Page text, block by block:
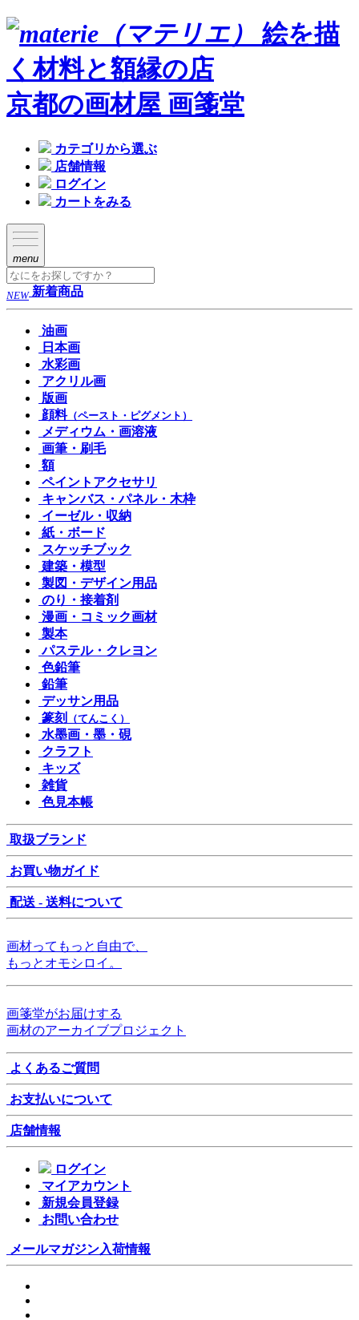
絵を描
く材料と額縁の店
京都の画材屋 画箋堂
カテゴリから選ぶ
店舗情報
ログイン
カートをみる
menu
NEW 新着商品
油画
日本画
水彩画
アクリル画
版画
顔料（ペースト・ピグメント）
メディウム・画溶液
画筆・刷毛
額
ペイントアクセサリ
キャンバス・パネル・木枠
イーゼル・収納
紙・ボード
スケッチブック
建築・模型
製図・デザイン用品
のり・接着剤
漫画・コミック画材
製本
パステル・クレヨン
色鉛筆
鉛筆
デッサン用品
篆刻
（てんこく）
水墨画・墨・硯
クラフト
キッズ
雑貨
色見本帳
取扱ブランド
お買い物ガイド
配送 - 送料について
画材ってもっと自由で、
もっとオモシロイ。
画箋堂がお届けする
画材のアーカイブプロジェクト
よくあるご質問
お支払いについて
店舗情報
ログイン
マイアカウント
新規会員登録
お問い合わせ
メールマガジン入荷情報